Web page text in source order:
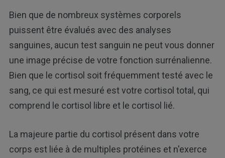
Bien que de nombreux systèmes corporels
puissent être évalués avec des analyses
sanguines, aucun test sanguin ne peut vous donner
une image précise de votre fonction surrénalienne.
Bien que le cortisol soit fréquemment testé avec le
sang, ce qui est mesuré est votre cortisol total, qui
comprend le cortisol libre et le cortisol lié.
La majeure partie du cortisol présent dans votre
corps est liée à de multiples protéines et n'exerce